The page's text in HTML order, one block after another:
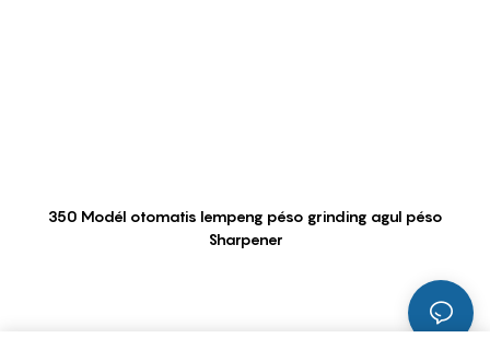
350 Modél otomatis lempeng péso grinding agul péso
Sharpener